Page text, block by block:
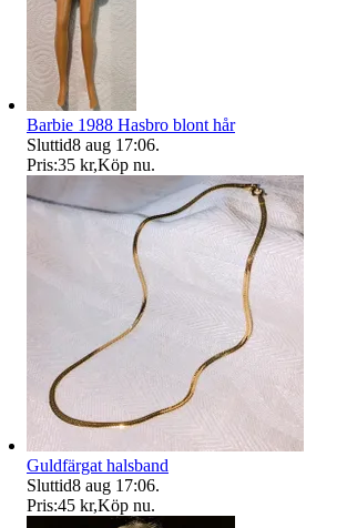
Barbie 1988 Hasbro blont hår
Sluttid8 aug 17:06.
Pris:35 kr,Köp nu.
Guldfärgat halsband
Sluttid8 aug 17:06.
Pris:45 kr,Köp nu.